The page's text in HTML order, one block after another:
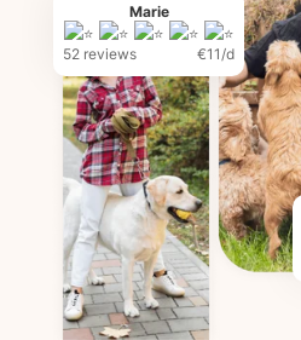
Marie
52 reviews €11/d